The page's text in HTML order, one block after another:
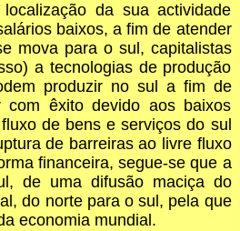
da sua actividade
baixos, a fim de atender
mova para o sul, capitalistas
a tecnologias de produção
produzir no sul a fim de
êxito devido aos baixos
de bens e serviços do sul
de barreiras ao livre fluxo
financeira, segue-se que a
de uma difusão maciça do
do norte para o sul, pela que
economia mundial.